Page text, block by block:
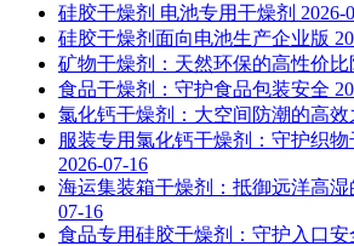
硅胶干燥剂 电池专用干燥剂 2026-
硅胶干燥剂面向电池生产企业版
矿物干燥剂：天然环保的高性价比
食品干燥剂：守护食品包装安全
氯化钙干燥剂：大空间防潮的高效
服装专用氯化钙干燥剂：守护织
2026-07-16
海运集装箱干燥剂：抵御远洋高
07-16
食品专用硅胶干燥剂：守护入口